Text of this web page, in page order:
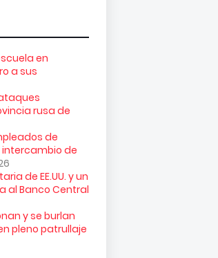
en
a sus
rusa de
de
de
de EE.UU. y un
al Banco Central
y se burlan
pleno patrullaje